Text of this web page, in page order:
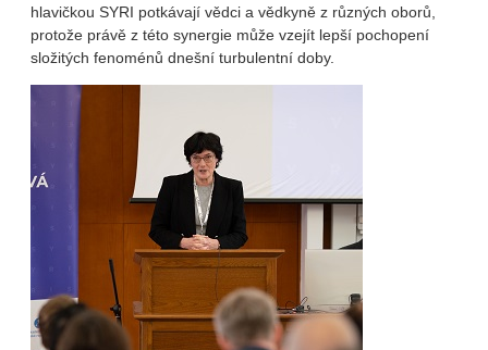
hlavičkou SYRI potkávají vědci a vědkyně z různých oborů,
protože právě z této synergie může vzejít lepší pochopení
složitých fenoménů dnešní turbulentní doby.